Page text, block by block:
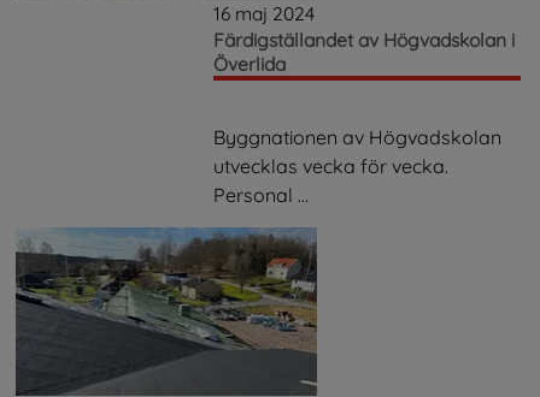
16 maj 2024
Färdigställandet av Högvadskolan i
Överlida
Byggnationen av Högvadskolan
utvecklas vecka för vecka.
Personal ...